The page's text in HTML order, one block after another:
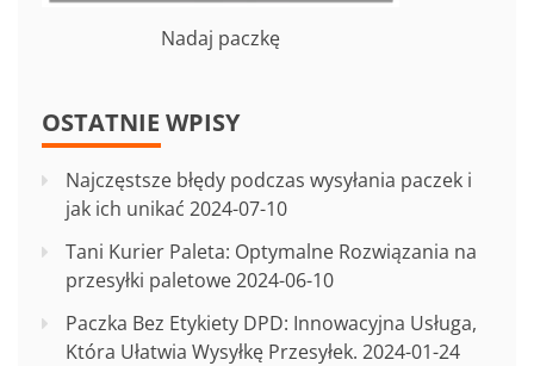
Nadaj paczkę
OSTATNIE WPISY
Najczęstsze błędy podczas wysyłania paczek i
jak ich unikać 2024-07-10
Tani Kurier Paleta: Optymalne Rozwiązania na
przesyłki paletowe2024-06-10
Paczka Bez Etykiety DPD: Innowacyjna Usługa,
Która Ułatwia Wysyłkę Przesyłek. 2024-01-24